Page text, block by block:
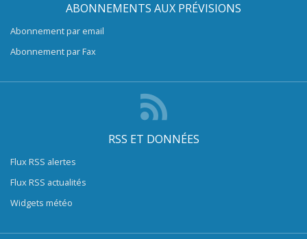
ABONNEMENTS AUX PRÉVISIONS
Abonnement par email
Abonnement par Fax
RSS ET DONNÉES
Flux RSS alertes
Flux RSS actualités
Widgets météo